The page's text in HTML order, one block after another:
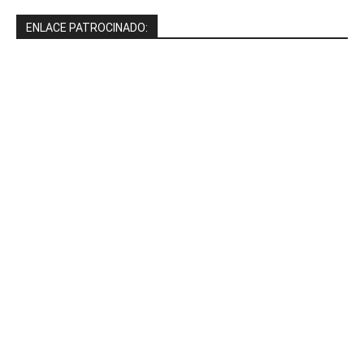
ENLACE PATROCINADO: